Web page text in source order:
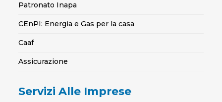
Patronato Inapa
CEnPI: Energia e Gas per la casa
Caaf
Assicurazione
Servizi Alle Imprese